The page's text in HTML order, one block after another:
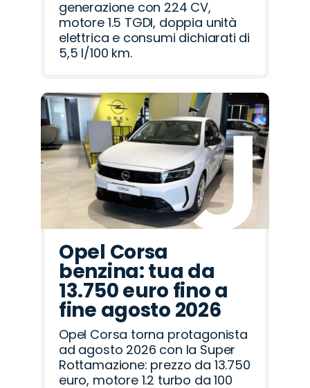
generazione con 224 CV,
motore 1.5 TGDI, doppia unità
elettrica e consumi dichiarati di
5,5 l/100 km.
Opel Corsa
benzina: tua da
13.750 euro fino a
fine agosto 2026
Opel Corsa torna protagonista
ad agosto 2026 con la Super
Rottamazione: prezzo da 13.750
euro, motore 1.2 turbo da 100